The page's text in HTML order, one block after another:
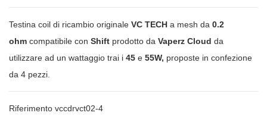
Testina coil di ricambio originale VC TECH a mesh da 0.2
ohm compatibile con Shift prodotto da Vaperz Cloud da
utilizzare ad un wattaggio trai i 45 e 55W, proposte in confezione
da 4 pezzi.
Riferimento vccdrvct02-4